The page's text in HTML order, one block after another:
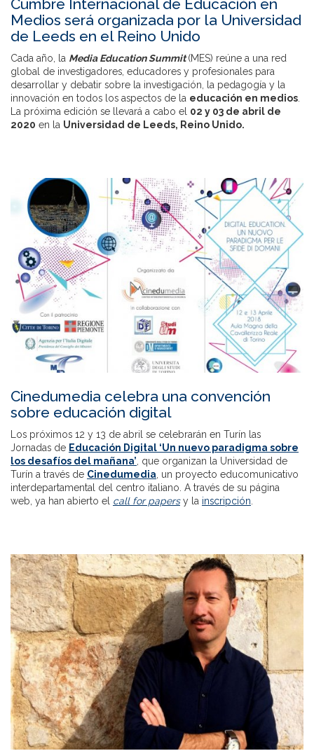
Cumbre Internacional de Educación en
Medios será organizada por la Universidad
de Leeds en el Reino Unido
Cada año, la Media Education Summit (MES) reúne a una red
global de investigadores, educadores y profesionales para
desarrollar y debatir sobre la investigación, la pedagogía y la
innovación en todos los aspectos de la educación en medios
La próxima edición se llevará a cabo el 02 y 03 de abril de
2020 en la Universidad de Leeds, Reino Unido.
Cinedumedia celebra una convención
sobre educación digital
Los próximos 12 y 13 de abril se celebrarán en Turín las
Jornadas de Educación Digital ‘Un nuevo paradigma sobre
los desafíos del mañana’, que organizan la Universidad de
Turín a través de Cinedumedia, un proyecto educomunicativo
interdepartamental del centro italiano. A través de su página
web, ya han abierto el call for papersy la inscripción.